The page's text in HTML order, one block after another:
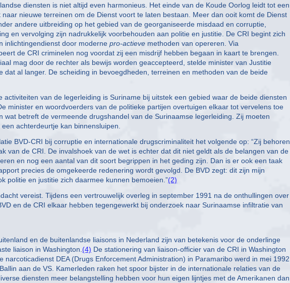
diensten is niet altijd even harmonieus. Het einde van de Koude Oorlog leidt tot een
nieuwe terreinen om de Dienst voort te laten bestaan. Meer dan ooit komt de Dienst
andere uitbreiding op het gebied van de georganiseerde misdaad en corruptie,
en vervolging zijn nadrukkelijk voorbehouden aan politie en justitie. De CRI begint zich
inlichtingendienst door moderne pro-actieve methoden van opereren. Via
de CRI criminelen nog voordat zij een misdrijf hebben begaan in kaart te brengen.
mag door de rechter als bewijs worden geaccepteerd, stelde minister van Justitie
dat al langer. De scheiding in bevoegdheden, terreinen en methoden van de beide
van de legerleiding is Suriname bij uitstek een gebied waar de beide diensten
minister en woordvoerders van de politieke partijen overtuigen elkaar tot vervelens toe
wat betreft de vermeende drugshandel van de Surinaamse legerleiding. Zij moeten
achterdeurtje kan binnensluipen.
BVD-CRI bij corruptie en internationale drugscriminaliteit het volgende op: “Zij behoren
van de CRI. De invalshoek van de wet is echter dat dit niet geldt als de belangen van de
en nog een aantal van dit soort begrippen in het geding zijn. Dan is er ook een taak
precies de omgekeerde redenering wordt gevolgd. De BVD zegt: dit zijn mijn
politie en justitie zich daarmee kunnen bemoeien.”(2)
vereist. Tijdens een vertrouwelijk overleg in september 1991 na de onthullingen over
en de CRI elkaar hebben tegengewerkt bij onderzoek naar Surinaamse infiltratie van
en de buitenlandse liaisons in Nederland zijn van betekenis voor de onderlinge
liaison in Washington. (4) De stationering van liaison-officier van de CRI in Washington
narcoticadienst DEA (Drugs Enforcement Administration) in Paramaribo werd in mei 1992
aan de VS. Kamerleden raken het spoor bijster in de internationale relaties van de
diensten meer belangstelling hebben voor hun eigen lijntjes met de Amerikanen dan